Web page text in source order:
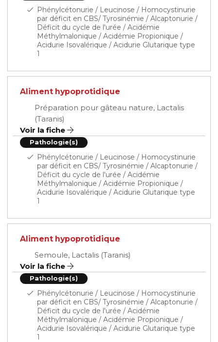
Phénylcétonurie / Leucinose / Homocystinurie
par déficit en CBS/ Tyrosinémie / Alcaptonurie /
Déficit du cycle de l'urée / Acidémie
Méthylmalonique / Acidémie Propionique /
Acidurie Isovalérique / Acidurie Glutarique type
1
Aliment hypoprotidique
Préparation pour gâteau nature, Lactalis
(Taranis)
Voir la fiche
Pathologie(s)
Phénylcétonurie / Leucinose / Homocystinurie
par déficit en CBS/ Tyrosinémie / Alcaptonurie /
Déficit du cycle de l'urée / Acidémie
Méthylmalonique / Acidémie Propionique /
Acidurie Isovalérique / Acidurie Glutarique type
1
Aliment hypoprotidique
Semoule, Lactalis (Taranis)
Voir la fiche
Pathologie(s)
Phénylcétonurie / Leucinose / Homocystinurie
par déficit en CBS/ Tyrosinémie / Alcaptonurie /
Déficit du cycle de l'urée / Acidémie
Méthylmalonique / Acidémie Propionique /
Acidurie Isovalérique / Acidurie Glutarique type
1